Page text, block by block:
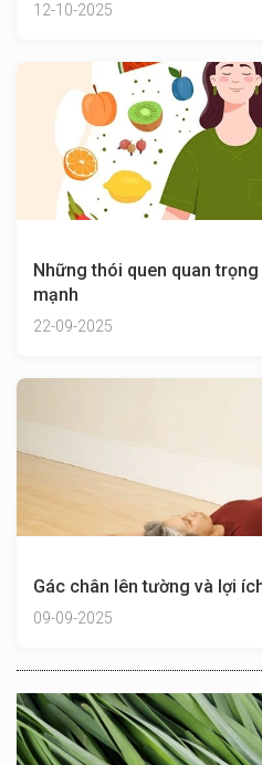
12-10-2025
Những thói quen quan
mạnh
22-09-2025
Gác chân lên tường và lợi
09-09-2025